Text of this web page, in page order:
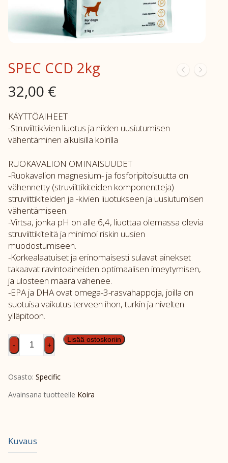
SPEC CCD 2kg
32,00 €
KÄYTTÖAIHEET
-Struviittikivien liuotus ja niiden uusiutumisen
vähentäminen aikuisilla koirilla
RUOKAVALION OMINAISUUDET
-Ruokavalion magnesium- ja fosforipitoisuutta on
vähennetty (struviittikiteiden komponentteja)
struviittikiteiden ja -kivien liuotukseen ja uusiutumisen
vähentämiseen.
-Virtsa, jonka pH on alle 6,4, liuottaa olemassa olevia
struviittikiteitä ja minimoi riskin uusien
muodostumiseen.
-Korkealaatuiset ja erinomaisesti sulavat ainekset
takaavat ravintoaineiden optimaalisen imeytymisen,
ja ulosteen määrä vähenee.
-EPA ja DHA ovat omega-3-rasvahappoja, joilla on
suotuisa vaikutus terveen ihon, turkin ja nivelten
ylläpitoon.
SPEC
CCD
määrä
- +
Lisää ostoskoriin
Osasto: Specific
Avainsana tuotteelle Koira
Kuvaus